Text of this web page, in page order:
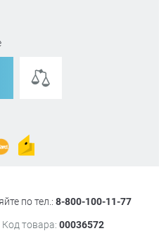
по тел.: 8-800-100-11-77
Код товара: 00036572